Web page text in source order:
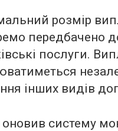
розмір
передбачено
послуги.
інших видів
систему